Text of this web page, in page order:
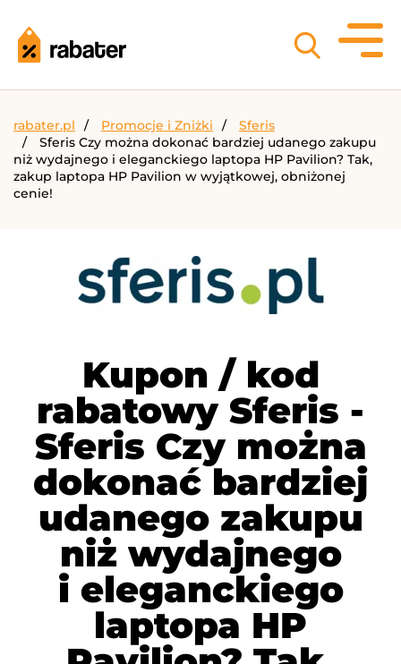
rabater.pl Promocje i Zniżki
Sferis
Sferis Czy można dokonać bardziej udanego zakupu
niż wydajnego i eleganckiego laptopa HP Pavilion? Tak,
zakup laptopa HP Pavilion w wyjątkowej, obniżonej
cenie!
Kupon / kod
rabatowy Sferis -
Sferis Czy można
dokonać bardziej
udanego zakupu
niż wydajnego
i eleganckiego
laptopa HP